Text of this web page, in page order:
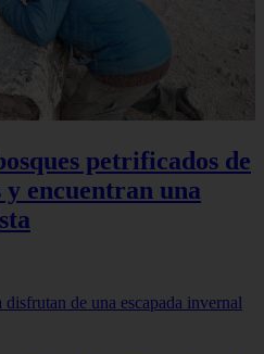
petrificados de
y encuentran una